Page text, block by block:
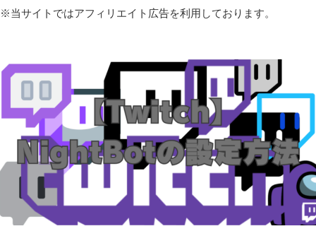
※当サイトではアフィリエイト広告を利用しております。